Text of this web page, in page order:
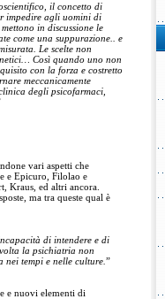
il concetto di
impedire agli uomini di
in discussione le
come una suppurazione.. e
Le scelte non
Così quando uno non
con la forza e costretto
meccanicamente
degli psicofarmaci,
vari aspetti che
e Epicuro, Filolao e
Kraus, ed altri ancora.
ma tra queste qual è
di intendere e di
la psichiatria non
tempi e nelle culture. ”
e nuovi elementi di